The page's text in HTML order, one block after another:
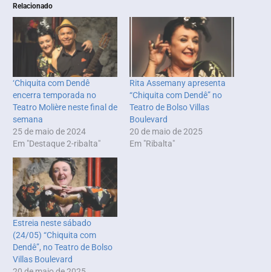
Relacionado
‘Chiquita com Dendê
encerra temporada no
Teatro Molière neste final de
semana
25 de maio de 2024
Em "Destaque 2-ribalta"
Rita Assemany apresenta
“Chiquita com Dendê” no
Teatro de Bolso Villas
Boulevard
20 de maio de 2025
Em "Ribalta"
Estreia neste sábado
(24/05) “Chiquita com
Dendê”, no Teatro de Bolso
Villas Boulevard